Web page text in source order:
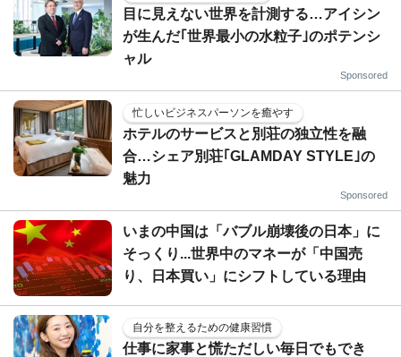
目に見えない世界を計測する…アイシン
が生んだ｢世界最小の水粒子｣のポテンシ
ャル
Sponsored
忙しいビジネスパーソンを癒やす
ホテルのサービスと別荘の独立性を融
合…シェア別荘｢GLAMDAY STYLE｣の
魅力
Sponsored
いまの中国は「バブル崩壊後の日本」に
そっくり...世界中のマネーが「中国売
り、日本買い」にシフトしている理由
自分を整えるための健康習慣
仕事に家事と慌ただしい毎日でもでき